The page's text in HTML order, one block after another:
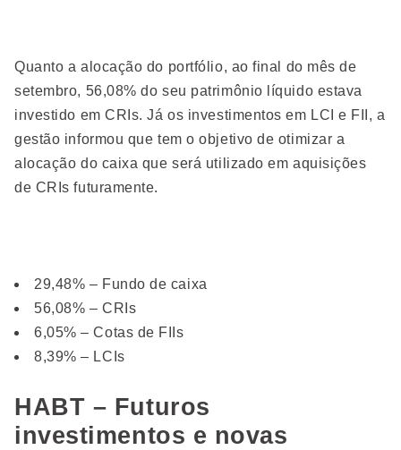
Quanto a alocação do portfólio, ao final do mês de
setembro, 56,08% do seu patrimônio líquido estava
investido em CRIs. Já os investimentos em LCI e FII, a
gestão informou que tem o objetivo de otimizar a
alocação do caixa que será utilizado em aquisições
de CRIs futuramente.
29,48% – Fundo de caixa
56,08% – CRIs
6,05% – Cotas de FIIs
8,39% – LCIs
HABT – Futuros
investimentos e novas